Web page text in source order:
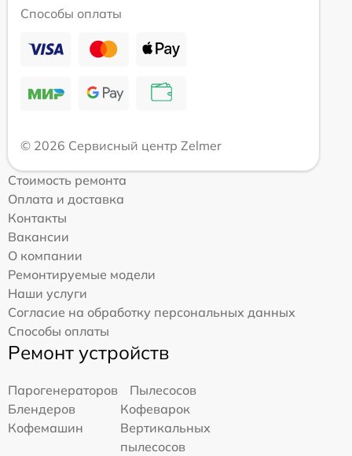
Способы оплаты
© 2026 Сервисный центр Zelmer
Стоимость ремонта
Оплата и доставка
Контакты
Вакансии
О компании
Ремонтируемые модели
Наши услуги
Согласие на обработку персональных данных
Способы оплаты
Ремонт устройств
Парогенераторов
Пылесосов
Блендеров
Кофеварок
Кофемашин
Вертикальных
пылесосов